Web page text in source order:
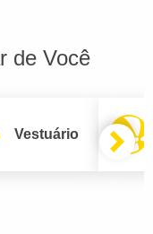
de Você
Vestuário